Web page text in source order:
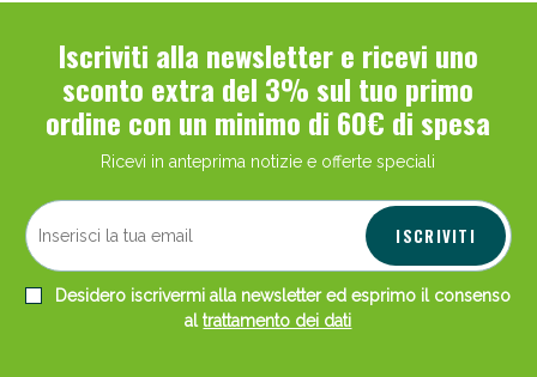
Iscriviti alla newsletter e ricevi uno
sconto extra del 3% sul tuo primo
ordine con un minimo di 60€ di spesa
Ricevi in anteprima notizie e offerte speciali
ISCRIVITI
Desidero iscrivermi alla newsletter ed esprimo il consenso
altrattamento dei dati